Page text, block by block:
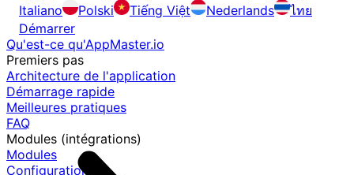
Italiano
Polski Tiếng Việt Nederlands
ไทย
Démarrer
Qu'est-ce qu'AppMaster.io
Premiers pas
Architecture de l'application
Démarrage rapide
Meilleures pratiques
FAQ
Modules (intégrations)
Modules
Configuration